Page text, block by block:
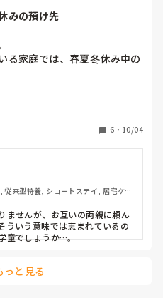
みの預け先
る家庭では、春夏冬休み中の
すか？
パート代のほとんどを一時保
6 ・ 10/04
従来型特養, ショートステイ, 居宅ケア
ませんが、お互いの両親に頼ん
ういう意味では恵まれているの
童でしょうか…。
っと見る